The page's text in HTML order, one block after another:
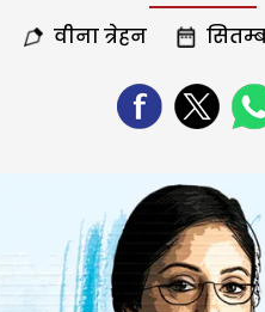
वीना त्रेहन